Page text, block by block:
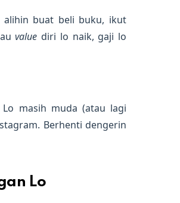
alihin buat beli buku, ikut
value diri lo naik, gaji lo
Lo masih muda (atau lagi
Berhenti dengerin
Lo